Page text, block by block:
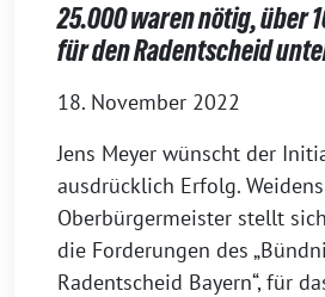
25.000 waren nötig, über
für den Radentscheid
18. November 2022
Jens Meyer wünscht der
ausdrücklich Erfolg. Weidens
Oberbürgermeister stellt
die Forderungen des
Radentscheid Bayern“, für